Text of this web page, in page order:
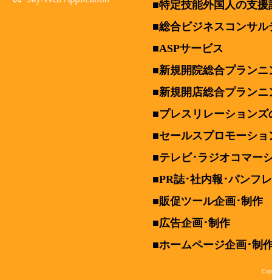
■特定技能外国人の支
■総合ビジネスコンサル
■ASPサービス
■新規開院総合プラン
■新規開店総合プラン
■プレスリレーションズ
■セールスプロモーショ
■テレビ･ラジオコマー
■PR誌･社内報･パンフ
■販促ツール企画･制作
■広告企画･制作
■ホームページ企画･制